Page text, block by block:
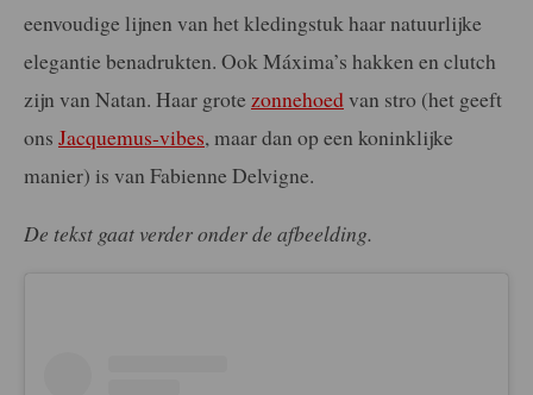
eenvoudige lijnen van het kledingstuk haar natuurlijke
elegantie benadrukten. Ook Máxima’s hakken en clutch
zijn van Natan. Haar grote zonnehoedvan stro (het geeft
ons Jacquemus-vibes, maar dan op een koninklijke
manier) is van Fabienne Delvigne.
De tekst gaat verder onder de afbeelding.